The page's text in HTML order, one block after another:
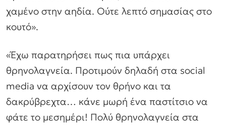
χαμένο στην αηδία. Ούτε λεπτό σημασίας στο
κουτό».
«Έχω παρατηρήσει πως πια υπάρχει
θρηνολαγνεία. Προτιμούν δηλαδή στα social
media να αρχίσουν τον θρήνο και τα
δακρύβρεχτα… κάνε μωρή ένα παστίτσιο να
φάτε το μεσημέρι! Πολύ θρηνολαγνεία στα